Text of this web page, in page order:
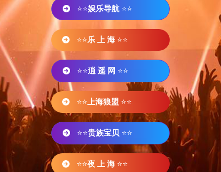
⭐⭐娱乐导航 ⭐⭐
⭐⭐乐 上 海 ⭐⭐
⭐⭐逍 遥 网 ⭐⭐
⭐⭐ 上海狼盟 ⭐⭐
⭐⭐贵族宝贝 ⭐⭐
⭐⭐夜 上 海 ⭐⭐